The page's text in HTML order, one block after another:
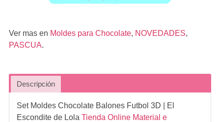
Ver mas en Moldes para Chocolate, NOVEDADES,
PASCUA.
Descripción
Set Moldes Chocolate Balones Futbol 3D | El
Escondite de Lola Tienda Online Material e